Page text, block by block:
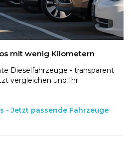
mit wenig Kilometern
Dieselfahrzeuge - transparent
vergleichen und Ihr
- Jetzt passende Fahrzeuge